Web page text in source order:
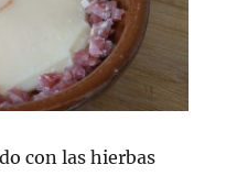
con las hierbas